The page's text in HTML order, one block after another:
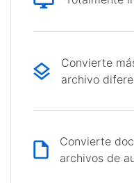
Convierte
archivo
Convierte
archivos de